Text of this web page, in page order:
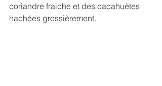
coriandre fraiche et des cacahuètes
hachées grossièrement.